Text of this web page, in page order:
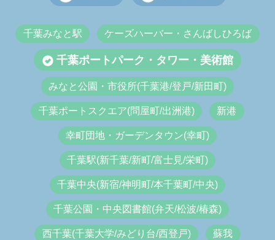
千葉みなと駅 ケーズハーバー・さんばしひろば
千葉ポートパーク・タワー・美術館
みなと公園・市役所(千葉港/登戸/新田町)
千葉ポートスクエア(問屋町/出洲港) 新港
幸町団地・ガーデンタウン(幸町)
千葉駅(新千葉/新町/富士見/栄町)
千葉中央(新宿/神明町/本千葉町/中央)
千葉公園・中央図書館(弁天/松波/椿森)
西千葉(千葉大学/みどり台/西登戸) 蘇我